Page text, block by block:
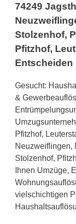
74249
Stolzenhof,
Pfitzhof,
Entscheiden
Gesucht:
&
Pfitzhof,
Neuzweiflingen,
Stolzenhof,
Ihnen Umzüge,
vielschichtigen